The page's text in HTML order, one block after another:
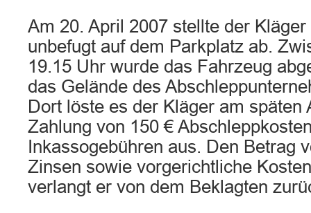
Am 20. April 2007 stellte der
unbefugt auf dem Parkplatz ab.
19.15 Uhr wurde das Fahrzeug
das Gelände des
Dort löste es der Kläger am späten
Zahlung von 150 €
Inkassogebühren aus. Den Betrag
Zinsen sowie vorgerichtliche
verlangt er von dem Beklagten